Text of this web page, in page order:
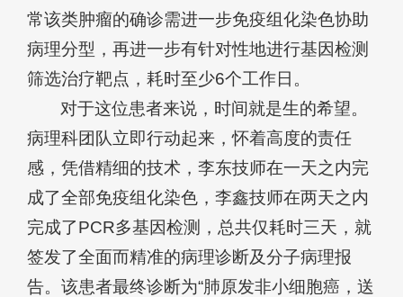
常该类肿瘤的确诊需进一步免疫组化染色协助
病理分型，再进一步有针对性地进行基因检测
筛选治疗靶点，耗时至少6个工作日。
对于这位患者来说，时间就是生的希望。
病理科团队立即行动起来，怀着高度的责任
感，凭借精细的技术，李东技师在一天之内完
成了全部免疫组化染色，李鑫技师在两天之内
完成了PCR多基因检测，总共仅耗时三天，就
签发了全面而精准的病理诊断及分子病理报
告。该患者最终诊断为“肺原发非小细胞癌，送